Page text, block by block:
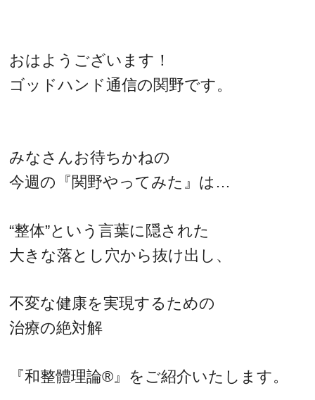
おはようございます！
ゴッドハンド通信の関野です。
みなさんお待ちかねの
今週の『関野やってみた』は…
“整体”という言葉に隠された
大きな落とし穴から抜け出し、
不変な健康を実現するための
治療の絶対解
『和整體理論®』をご紹介いたします。